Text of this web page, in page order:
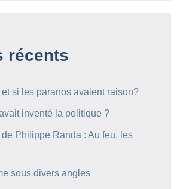
récents
si les paranos avaient raison?
inventé la politique ?
Philippe Randa : Au feu, les
sous divers angles